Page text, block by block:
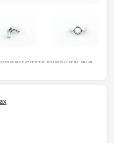
изменения внешнего вида товара